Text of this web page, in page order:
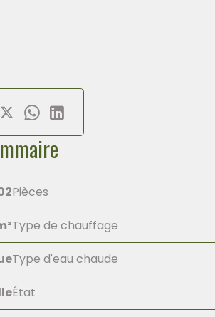
Pièces
Type de chauffage
Type d'eau chaude
État